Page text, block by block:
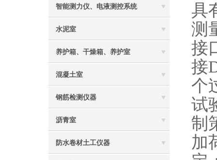
智能测力仪、电液测控系统
水泥室
养护箱、干燥箱、养护室
混凝土室
钢筋检测仪器
沥青室
防水卷材土工仪器
具
测
接
接
个
试
制
加